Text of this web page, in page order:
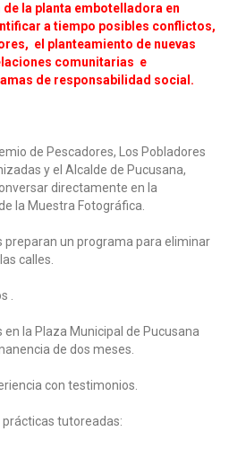
la planta embotelladora en
a tiempo posibles conflictos,
el planteamiento de nuevas
comunitarias e
de responsabilidad social.
de Pescadores, Los Pobladores
y el Alcalde de Pucusana,
directamente en la
la Muestra Fotográfica.
preparan un programa para eliminar
calles.
.
la Plaza Municipal de Pucusana
de dos meses.
con testimonios.
prácticas tutoreadas: